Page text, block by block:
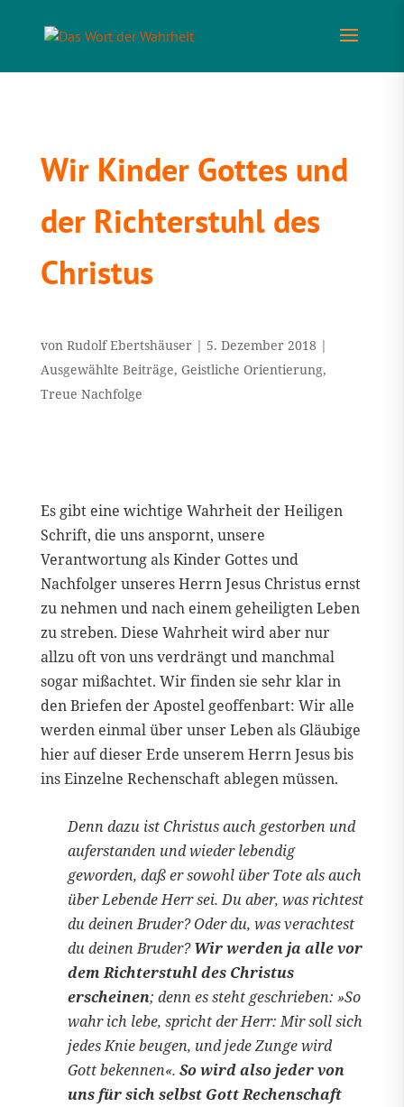
Wir Kinder Gottes und
der Richterstuhl des
Christus
von Rudolf Ebertshäuser| 5. Dezember 2018 |
Ausgewählte Beiträge, Geistliche Orientierung,
Treue Nachfolge
Es gibt eine wichtige Wahrheit der Heiligen
Schrift, die uns anspornt, unsere
Verantwortung als Kinder Gottes und
Nachfolger unseres Herrn Jesus Christus ernst
zu nehmen und nach einem geheiligten Leben
zu streben. Diese Wahrheit wird aber nur
allzu oft von uns verdrängt und manchmal
sogar mißachtet. Wir finden sie sehr klar in
den Briefen der Apostel geoffenbart: Wir alle
werden einmal über unser Leben als Gläubige
hier auf dieser Erde unserem Herrn Jesus bis
ins Einzelne Rechenschaft ablegen müssen.
Denn dazu ist Christus auch gestorben und
auferstanden und wieder lebendig
geworden, daß er sowohl über Tote als auch
über Lebende Herr sei. Du aber, was richtest
du deinen Bruder? Oder du, was verachtest
du deinen Bruder?Wir werden ja alle vor
dem Richterstuhl des Christus
erscheinen; denn es steht geschrieben: »So
wahr ich lebe, spricht der Herr: Mir soll sich
jedes Knie beugen, und jede Zunge wird
Gott bekennen«. So wird also jeder von
uns für sich selbst Gott Rechenschaft